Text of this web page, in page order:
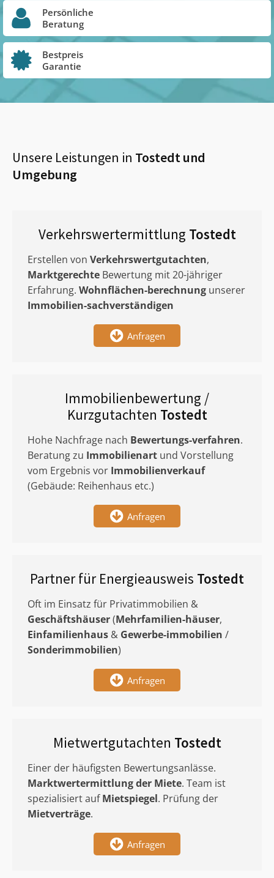
Persönliche
Beratung
Bestpreis
Garantie
Unsere Leistungen in Tostedtund
Umgebung
Verkehrswertermittlung Tostedt
Erstellen von Verkehrswertgutachten,
Marktgerechte Bewertung mit 20-jähriger
Erfahrung. Wohnflächen-berechnung unserer
Immobilien-sachverständigen
Anfragen
Immobilienbewertung /
Kurzgutachten Tostedt
Hohe Nachfrage nach Bewertungs-verfahren.
Beratung zu Immobilienart und Vorstellung
vom Ergebnis vor Immobilienverkauf
(Gebäude: Reihenhaus etc.)
Anfragen
Partner für Energieausweis Tostedt
Oft im Einsatz für Privatimmobilien &
Geschäftshäuser(Mehrfamilien-häuser,
Einfamilienhaus & Gewerbe-immobilien /
Sonderimmobilien)
Anfragen
Mietwertgutachten Tostedt
Einer der häufigsten Bewertungsanlässe.
Marktwertermittlungder Miete. Team ist
spezialisiert aufMietspiegel. Prüfung der
Mietverträge.
Anfragen